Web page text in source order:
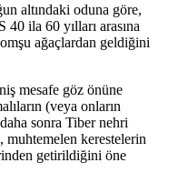
altındaki oduna göre,
40 ila 60 yılları arasına
ağaçlardan geldiğini
mesafe göz önüne
(veya onların
sonra Tiber nehri
muhtemelen kerestelerin
getirildiğini öne